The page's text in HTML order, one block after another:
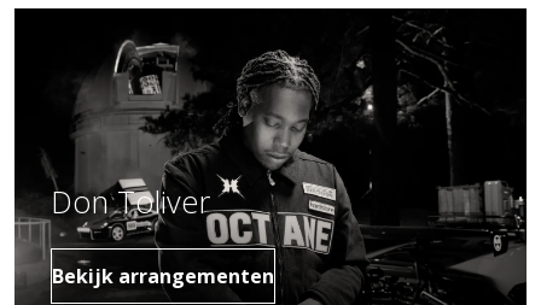
Don Toliver
Bekijk arrangementen